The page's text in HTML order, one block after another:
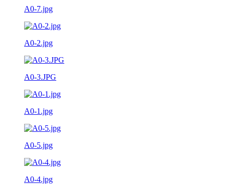
A0-7.jpg
A0-2.jpg
A0-3.JPG
A0-1.jpg
A0-5.jpg
A0-4.jpg